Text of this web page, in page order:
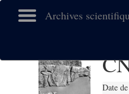
Archives
Date